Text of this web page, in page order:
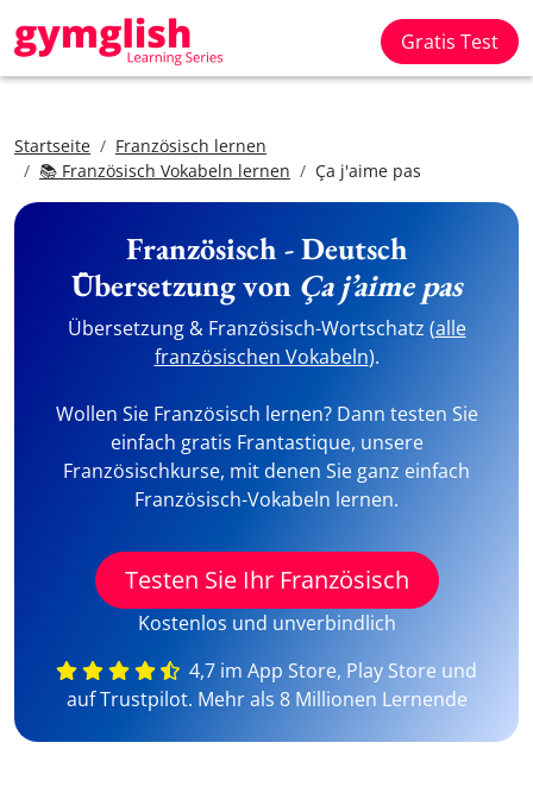
Gratis Test
Startseite
Französisch lernen
📚 Französisch Vokabeln lernen
Ça j'aime pas
Französisch - Deutsch
Übersetzung von Ça j’aime pas
Übersetzung & Französisch-Wortschatz (alle
französischen Vokabeln).
Wollen Sie Französisch lernen? Dann testen Sie
einfach gratis Frantastique, unsere
Französischkurse, mit denen Sie ganz einfach
Französisch-Vokabeln lernen.
Testen Sie Ihr Französisch
Kostenlos und unverbindlich
4,7 im App Store, Play Store und
auf Trustpilot. Mehr als 8 Millionen Lernende